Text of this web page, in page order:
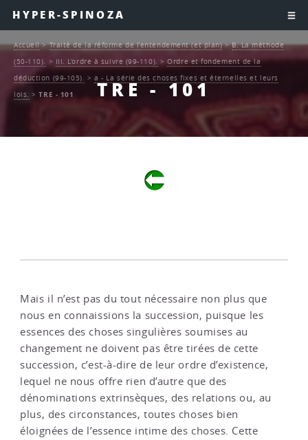
HYPER-SPINOZA
TRE - 101
Accueil>Traité de la réforme de l’entendement (et plan)>B. La méthode
(50-110). > III. L’ordre à suivre (99-110). >Ordre et fondement de la
déduction (99-105). >a - La série des choses fixes et éternelles et leurs
lois. >TRE - 101
Mais il n’est pas du tout nécessaire non plus que
nous en connaissions la succession, puisque les
essences des choses singulières soumises au
changement ne doivent pas être tirées de cette
succession, c’est-à-dire de leur ordre d’existence,
lequel ne nous offre rien d’autre que des
dénominations extrinsèques, des relations ou, au
plus, des circonstances, toutes choses bien
éloignées de l’essence intime des choses. Cette